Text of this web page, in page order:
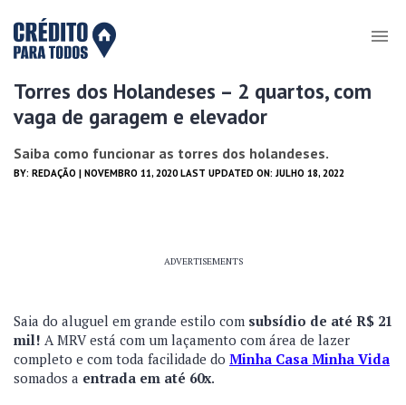
Torres dos Holandeses – 2 quartos, com
vaga de garagem e elevador
Saiba como funcionar as torres dos holandeses.
BY: REDAÇÃO | NOVEMBRO 11, 2020 LAST UPDATED ON: JULHO 18, 2022
ADVERTISEMENTS
Saia do aluguel em grande estilo com subsídio de até R$ 21
mil! A MRV está com um laçamento com área de lazer
completo e com toda facilidade do Minha Casa Minha Vida
somados a entrada em até 60x.